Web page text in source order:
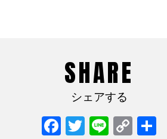
SHARE
シェアする
Facebook
TwitterLineCopy